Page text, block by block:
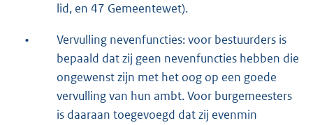
lid, en 47 Gemeentewet).
•
Vervulling nevenfuncties: voor bestuurders is
bepaald dat zij geen nevenfuncties hebben die
ongewenst zijn met het oog op een goede
vervulling van hun ambt. Voor burgemeesters
is daaraan toegevoegd dat zij evenmin